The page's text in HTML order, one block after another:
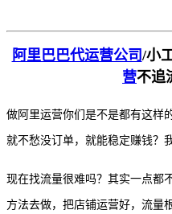
阿里巴巴代运营公司/小
营不追
做阿里运营你们是不是都有这样
就不愁没订单，就能稳定赚钱？
现在找流量很难吗？其实一点都
方法去做，把店铺运营好，流量